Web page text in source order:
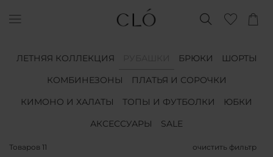
ЛЕТНЯЯ КОЛЛЕКЦИЯ БРЮКИ
ШОРТЫ
КОМБИНЕЗОНЫ
ПЛАТЬЯ И СОРОЧКИ
КИМОНО И ХАЛАТЫ
ТОПЫ И ФУТБОЛКИ
ЮБКИ
АКСЕССУАРЫ
SALE
Товаров 11 очистить фильтр